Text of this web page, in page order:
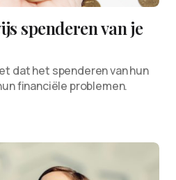
spenderen van je
dat het spenderen van hun
financiële problemen.